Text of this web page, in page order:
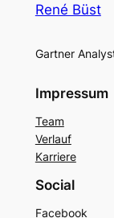
René Büst
Gartner
Impressum
Team
Verlauf
Karriere
Social
Facebook